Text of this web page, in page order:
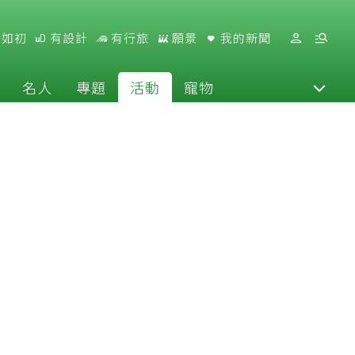
初 有設計 有行旅 願景 我的新聞
名人 專題 活動 寵物